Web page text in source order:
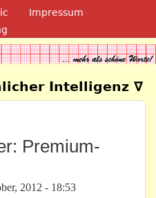
Impressum
Intelligenz ∇
Premium-
2012 - 18:53